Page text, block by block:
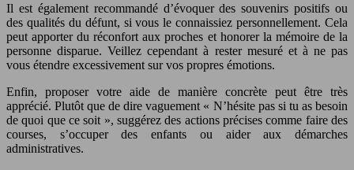
Il est également recommandé d’évoquer des souvenirs positifs ou
des qualités du défunt, si vous le connaissiez personnellement. Cela
peut apporter du réconfort aux proches et honorer la mémoire de la
personne disparue. Veillez cependant à rester mesuré et à ne pas
vous étendre excessivement sur vos propres émotions.
Enfin, proposer votre aide de manière concrète peut être très
apprécié. Plutôt que de dire vaguement « N’hésite pas si tu as besoin
de quoi que ce soit », suggérez des actions précises comme faire des
courses, s’occuper des enfants ou aider aux démarches
administratives.